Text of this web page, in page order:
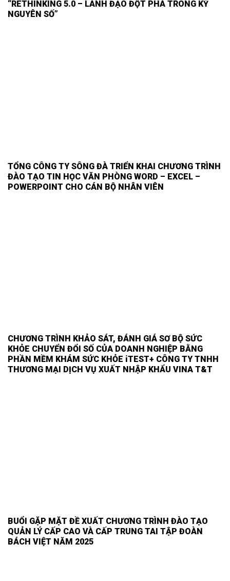
“RETHINKING 5.0 – LÃNH ĐẠO ĐỘT PHÁ TRONG KỶ
NGUYÊN SỐ”
TỔNG CÔNG TY SÔNG ĐÀ TRIỂN KHAI CHƯƠNG TRÌNH
ĐÀO TẠO TIN HỌC VĂN PHÒNG WORD – EXCEL –
POWERPOINT CHO CÁN BỘ NHÂN VIÊN
CHƯƠNG TRÌNH KHẢO SÁT, ĐÁNH GIÁ SƠ BỘ SỨC
KHỎE CHUYỂN ĐỔI SỐ CỦA DOANH NGHIỆP BẰNG
PHẦN MỀM KHÁM SỨC KHỎE iTEST+ CÔNG TY TNHH
THƯƠNG MẠI DỊCH VỤ XUẤT NHẬP KHẨU VINA T&T
BUỔI GẶP MẶT ĐỀ XUẤT CHƯƠNG TRÌNH ĐÀO TẠO
QUẢN LÝ CẤP CAO VÀ CẤP TRUNG TAI TẬP ĐOÀN
BÁCH VIỆT NĂM 2025